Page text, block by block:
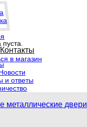
пуста.
в магазин
и ответы
металлические двери